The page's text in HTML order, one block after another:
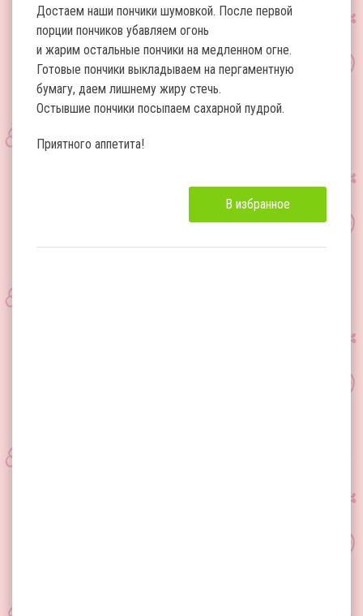
Достаем наши пончики шумовкой. После первой
порции пончиков убавляем огонь
и жарим остальные пончики на медленном огне.
Готовые пончики выкладываем на пергаментную
бумагу, даем лишнему жиру стечь.
Остывшие пончики посыпаем сахарной пудрой.
Приятного аппетита!
В избранное